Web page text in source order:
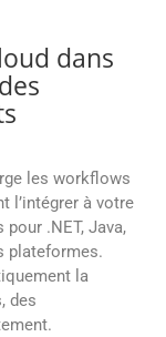
dans
les workflows
l’intégrer à votre
.NET, Java,
plateformes.
la
des